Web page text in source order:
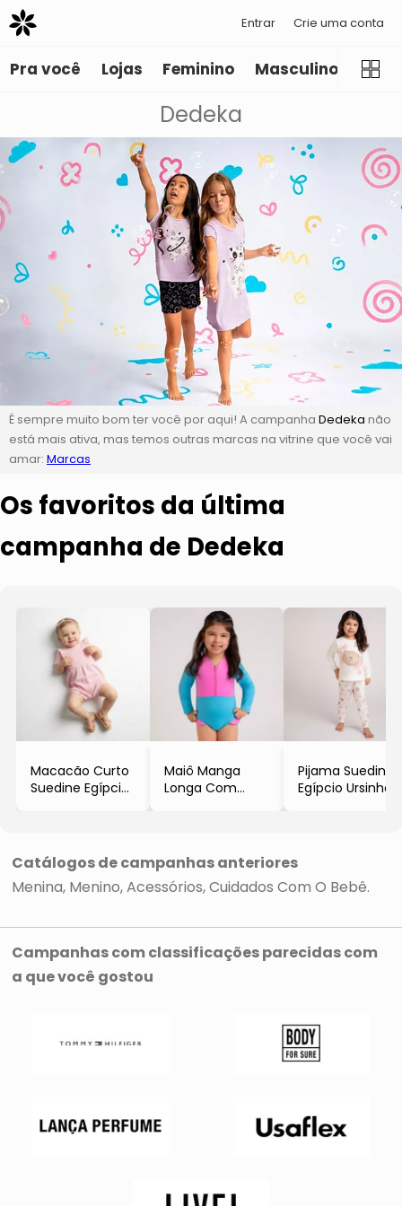
Entrar Crie uma conta
Pra você Lojas Feminino Masculino
Dedeka
É sempre muito bom ter você por aqui! A campanha Dedeka não
está mais ativa, mas temos outras marcas na vitrine que você vai
amar: Marcas
Os favoritos da última
campanha de Dedeka
Macacão Curto
Suedine Egípcio
Maiô Manga
Longa Com
Pijama Suedine
Egípcio Ursinho
-Dedeka
Catálogos de campanhas anteriores
Menina Menino Acessórios Cuidados Com O Bebê
Campanhas com classificações parecidas com
a que você gostou